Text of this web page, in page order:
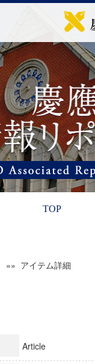
TOP
»» アイテム詳細
Article